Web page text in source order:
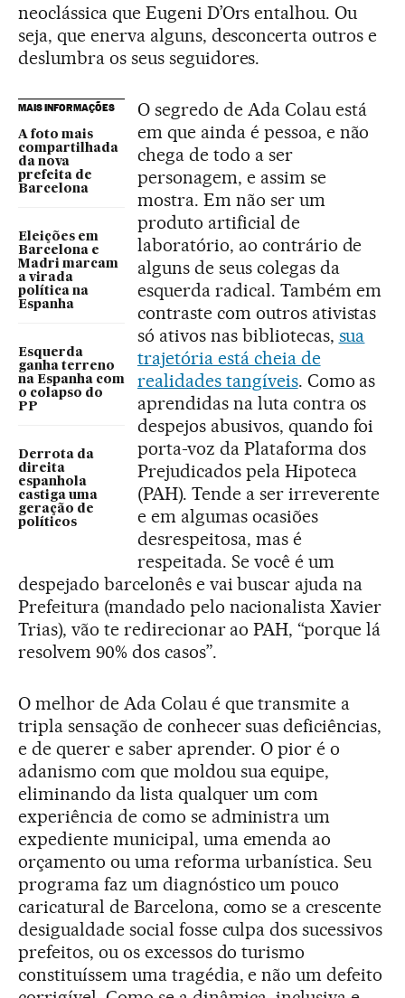
neoclássica que Eugeni D’Ors entalhou. Ou
seja, que enerva alguns, desconcerta outros e
deslumbra os seus seguidores.
MAIS INFORMAÇÕES
A foto mais
compartilhada
da nova
prefeita de
Barcelona
Eleições em
Barcelona e
Madri marcam
a virada
política na
Espanha
Esquerda
ganha terreno
na Espanha com
o colapso do
PP
Derrota da
direita
espanhola
castiga uma
geração de
políticos
O segredo de Ada Colau está
em que ainda é pessoa, e não
chega de todo a ser
personagem, e assim se
mostra. Em não ser um
produto artificial de
laboratório, ao contrário de
alguns de seus colegas da
esquerda radical. Também em
contraste com outros ativistas
só ativos nas bibliotecas, sua
trajetória está cheia de
realidades tangíveis. Como as
aprendidas na luta contra os
despejos abusivos, quando foi
porta-voz da Plataforma dos
Prejudicados pela Hipoteca
(PAH). Tende a ser irreverente
e em algumas ocasiões
desrespeitosa, mas é
respeitada. Se você é um
despejado barcelonês e vai buscar ajuda na
Prefeitura (mandado pelo nacionalista Xavier
Trias), vão te redirecionar ao PAH, “porque lá
resolvem 90% dos casos”.
O melhor de Ada Colau é que transmite a
tripla sensação de conhecer suas deficiências,
e de querer e saber aprender. O pior é o
adanismo com que moldou sua equipe,
eliminando da lista qualquer um com
experiência de como se administra um
expediente municipal, uma emenda ao
orçamento ou uma reforma urbanística. Seu
programa faz um diagnóstico um pouco
caricatural de Barcelona, como se a crescente
desigualdade social fosse culpa dos sucessivos
prefeitos, ou os excessos do turismo
constituíssem uma tragédia, e não um defeito